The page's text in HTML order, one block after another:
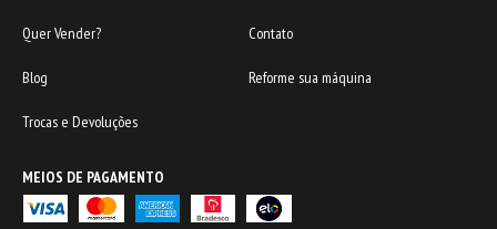
Quer Vender? Contato
Blog Reforme sua máquina
Trocas e Devoluções
MEIOS DE PAGAMENTO